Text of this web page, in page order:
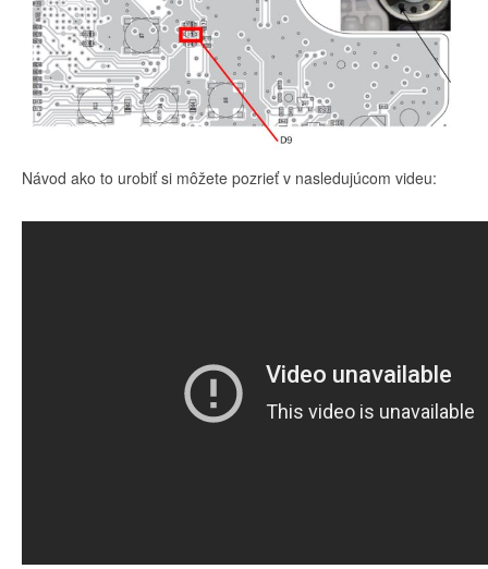
Návod ako to urobiť si môžete pozrieť v nasledujúcom videu: